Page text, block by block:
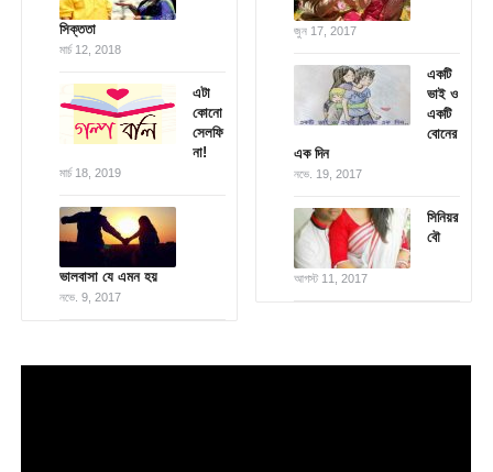
সিক্ততা
মার্চ 12, 2018
এটা
কোনো
সেলফি
না!
মার্চ 18, 2019
ভালবাসা যে এমন হয়
নভে. 9, 2017
জুন 17, 2017
একটি
ভাই ও
একটি
বোনের
এক দিন
নভে. 19, 2017
সিনিয়র
বৌ
আগস্ট 11, 2017